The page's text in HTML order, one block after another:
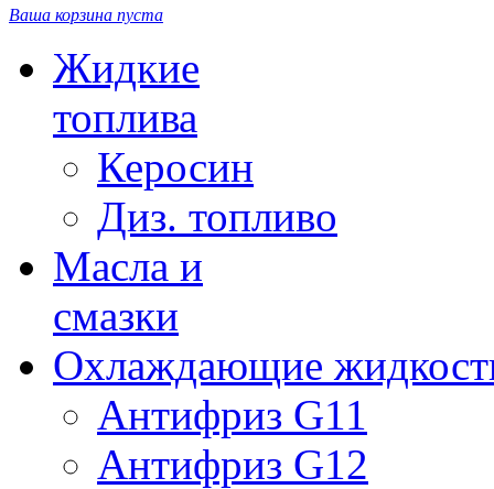
Ваша корзина пуста
Жидкие
топлива
Керосин
Диз. топливо
Масла и
смазки
Охлаждающие
Антифриз G11
Антифриз G12